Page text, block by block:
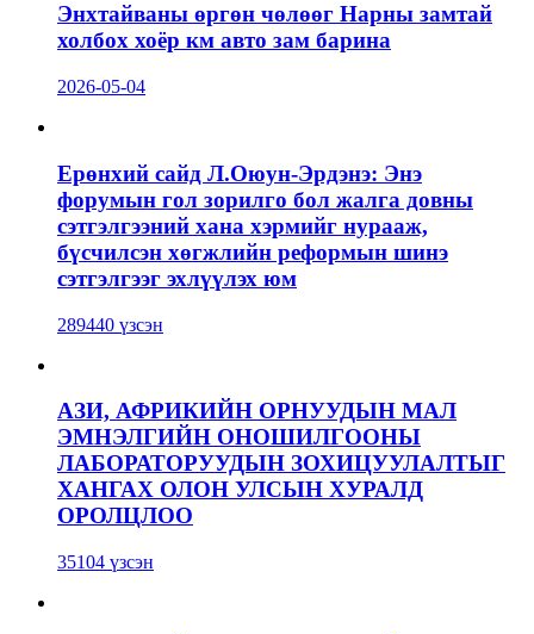
Энхтайваны өргөн чөлөөг Нарны замтай
холбох хоёр км авто зам барина
2026-05-04
Ерөнхий сайд Л.Оюун-Эрдэнэ: Энэ
форумын гол зорилго бол жалга довны
сэтгэлгээний хана хэрмийг нурааж,
бүсчилсэн хөгжлийн реформын шинэ
сэтгэлгээг эхлүүлэх юм
289440 үзсэн
АЗИ, АФРИКИЙН ОРНУУДЫН МАЛ
ЭМНЭЛГИЙН ОНОШИЛГООНЫ
ЛАБОРАТОРУУДЫН ЗОХИЦУУЛАЛТЫГ
ХАНГАХ ОЛОН УЛСЫН ХУРАЛД
ОРОЛЦЛОО
35104 үзсэн